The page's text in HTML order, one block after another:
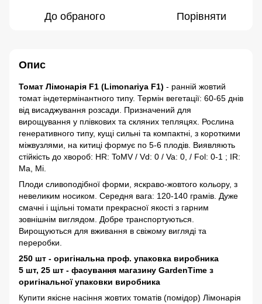
До обраного Порівняти
Опис
Томат Лімонарія F1 (Limonariya F1) - ранній жовтий
томат індетермінантного типу. Термін вегетації: 60-65 днів
від висаджування розсади. Призначений для
вирощування у плівкових та скляних тепляцях. Рослина
генеративного типу, кущі сильні та компактні, з короткими
міжвузлями, на китиці формує по 5-6 плодів. Виявляють
стійкість до хвороб: HR: ToMV / Vd: 0 / Va: 0, / Fol: 0-1 ; IR:
Ma, Mi.
Плоди сливоподібної форми, яскраво-жовтого кольору, з
невеликим носиком. Середня вага: 120-140 грамів. Дуже
смачні і щільні томати прекрасної якості з гарним
зовнішнім виглядом. Добре транспортуються.
Вирощуються для вживання в свіжому вигляді та
переробки.
250 шт - оригінальна проф. упаковка виробника
5 шт, 25 шт - фасування магазину GardenTime з
оригінальної упаковки виробника
Купити якісне насіння жовтих томатів (помідор) Лімонарія